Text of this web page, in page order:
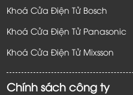
Khoá Cửa Điện Tử Bosch
Khoá Cửa Điện Tử Panasonic
Khoá Cửa Điện Tử Mixsson
Chính sách công ty